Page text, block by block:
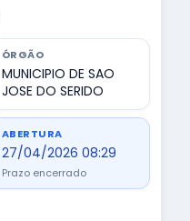
ÓRGÃO
MUNICIPIO DE SAO
JOSE DO SERIDO
ABERTURA
27/04/2026 08:29
Prazo encerrado